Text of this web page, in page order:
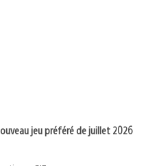
jeu préféré de juillet 2026